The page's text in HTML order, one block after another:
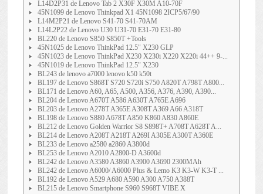
L14D2P31 de Lenovo Tab 2 X30F X30M A10-70F
45N1099 de Lenovo Thinkpad X1 45N1098 2ICP5/67/90
L14M2P21 de Lenovo S41-70 S41-70AM
L14L2P22 de Lenovo U30 U31-70 E31-70 E31-80
BL220 de Lenovo S850 S850T +Tools
45N1025 de Lenovo ThinkPad 12.5" X230 GLP
45N1023 de Lenovo ThinkPad X230 X230i X220 X220i 44++ 9-...
45N1019 de Lenovo ThinkPad 12.5" X230
BL243 de lenovo a7000 lenovo k50 k50t
BL197 de Lenovo S868T S720 S720i S750 A820T A798T A800...
BL171 de Lenovo A60, A65, A500, A356, A376, A390, A390...
BL204 de Lenovo A670T A586 A630T A765E A696
BL203 de Lenovo A278T A365E A308T A369 A66 A318T
BL198 de Lenovo S880 A678T A850 K860 A830 A860E
BL212 de Lenovo Golden Warrior S8 S898T+ A708T A628T A...
BL214 de Lenovo A208T A218T A269I A305E A300T A360E
BL233 de Lenovo a2580 a2860 A3800d
BL253 de Lenovo A2010 A2800-D A3600d
BL242 de Lenovo A3580 A3860 A3900 A3690 2300MAh
BL242 de Lenovo A6000/ A6000 Plus & Lemo K3 K3-W K3-T ...
BL192 de Lenovo A529 A680 A590 A300 A750 A388T
BL215 de Lenovo Smartphone S960 S968T VIBE X